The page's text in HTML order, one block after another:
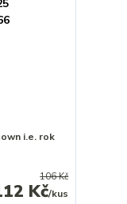
i.e. rok
106 Kč
Kč/kus